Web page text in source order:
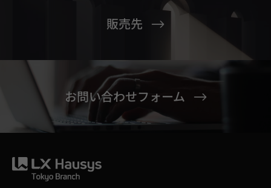
販売先
お問い合わせフォーム